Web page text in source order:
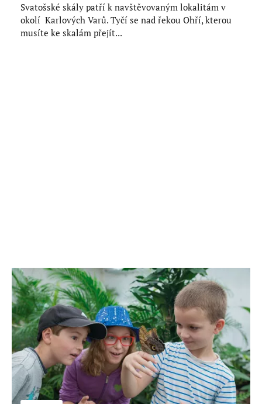
Svatošské skály patří k navštěvovaným lokalitám v
okolí Karlových Varů. Tyčí se nad řekou Ohří, kterou
musíte ke skalám přejít...